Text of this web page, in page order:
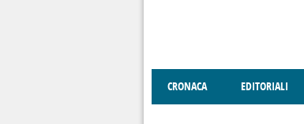
CRONACA EDITORIALI